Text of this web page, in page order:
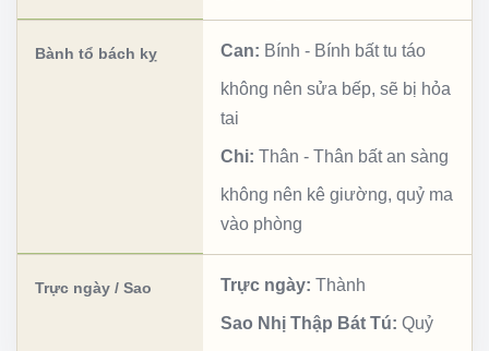
Bành tổ bách kỵ Can: Bính - Bính bất tu táo
không nên sửa bếp, sẽ bị hỏa
tai
Chi: Thân - Thân bất an sàng
không nên kê giường, quỷ ma
vào phòng
Trực ngày / Sao Trực ngày: Thành
Sao Nhị Thập Bát Tú: Quỷ